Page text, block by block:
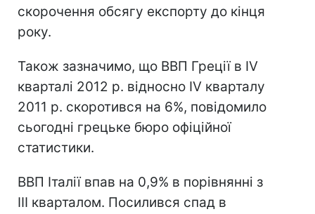
скорочення обсягу експорту до кінця
року.
Також зазначимо, що ВВП Греції в IV
кварталі 2012 р. відносно IV кварталу
2011 р. скоротився на 6%, повідомило
сьогодні грецьке бюро офіційної
статистики.
ВВП Італії впав на 0,9% в порівнянні з
III кварталом. Посилився спад в